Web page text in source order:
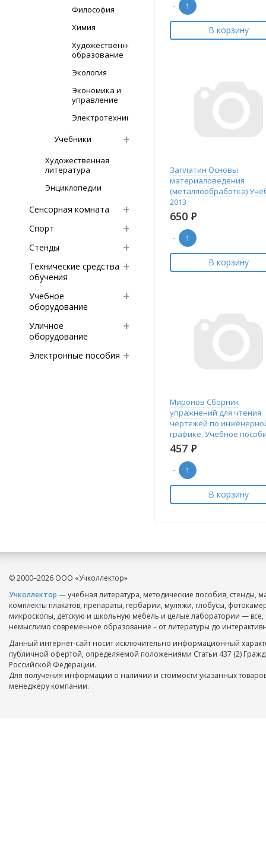
Философия
Химия
Художественное
образование
Экология
Экономика и
управление
Электротехника
Учебники
Художественная
литература
Энциклопедии
Сенсорная комната
Спорт
Стенды
Технические средства
обучения
Учебное
оборудование
Уличное
оборудование
Электронные пособия
-
В корзину
Заплатин Основы
материаловедения
(металлообработка)
2013
650 Р
-
В корзину
Миронов Сборник
упражнений для чтения
чертежей по
графике. Учебное
2013
457 Р
-
В корзину
© 2000–2026 ООО «Учколлектор»
Учколлектор — учебная литература, методические пособия, стенды,
комплекты плакатов, препараты, гербарии, муляжи, глобусы,
микроскопы, детскую и школьную мебель и целые лаборатории — все,
немыслимо современное образование – от литературы до
Данный интернет-сайт носит исключительно информационный
публичной офертой, определяемой положениями Статьи 437 (2)
Российской Федерации.
Для получения информации о наличии и стоимости указанных
менеджеру компании.